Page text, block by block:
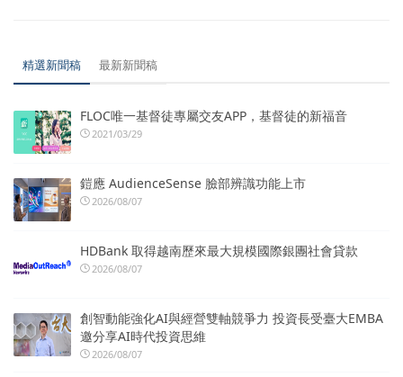
精選新聞稿 最新新聞稿
FLOC唯一基督徒專屬交友APP，基督徒的新福音
2021/03/29
鎧應 AudienceSense 臉部辨識功能上市
2026/08/07
HDBank 取得越南歷來最大規模國際銀團社會貸款
2026/08/07
創智動能強化AI與經營雙軸競爭力 投資長受臺大EMBA
邀分享AI時代投資思維
2026/08/07